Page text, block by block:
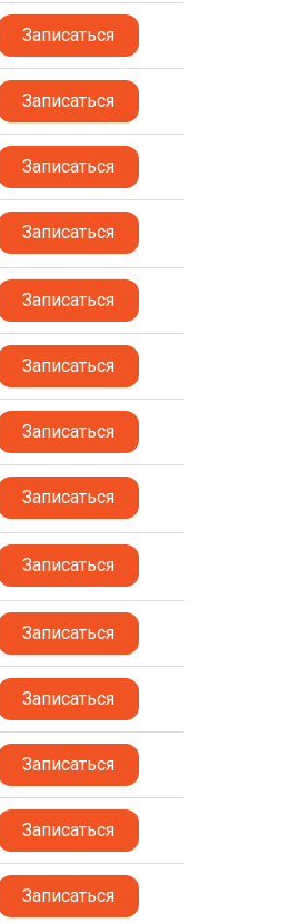
Записаться
Записаться
Записаться
Записаться
Записаться
Записаться
Записаться
Записаться
Записаться
Записаться
Записаться
Записаться
Записаться
Записаться